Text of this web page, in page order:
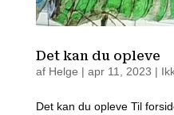
Det kan du opleve
af Helge | apr 11, 2023 |
Det kan du ople­ve Til